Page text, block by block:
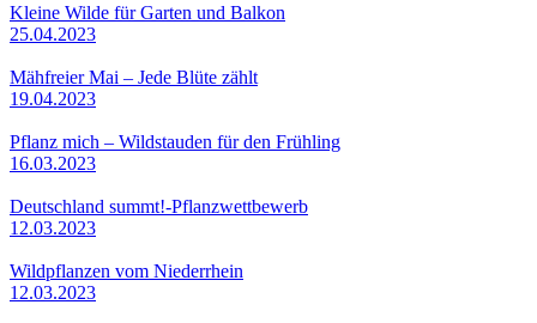
Kleine Wilde für Garten und Balkon
25.04.2023
Mähfreier Mai – Jede Blüte zählt
19.04.2023
Pflanz mich – Wildstauden für den Frühling
16.03.2023
Deutschland summt!-Pflanzwettbewerb
12.03.2023
Wildpflanzen vom Niederrhein
12.03.2023